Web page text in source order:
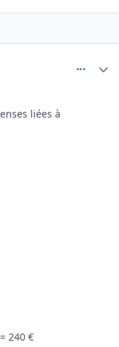
liées à
240 €